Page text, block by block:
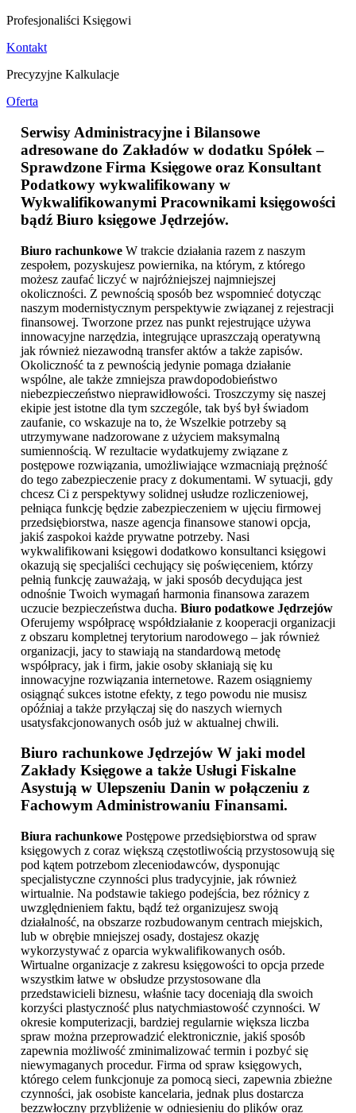
Profesjonaliści Księgowi
Kontakt
Precyzyjne Kalkulacje
Oferta
Serwisy Administracyjne i Bilansowe
adresowane do Zakładów w dodatku Spółek –
Sprawdzone Firma Księgowe oraz Konsultant
Podatkowy wykwalifikowany w
Wykwalifikowanymi Pracownikami księgowości
bądź Biuro księgowe Jędrzejów.
Biuro rachunkowe W trakcie działania razem z naszym
zespołem, pozyskujesz powiernika, na którym, z którego
możesz zaufać liczyć w najróżniejszej najmniejszej
okoliczności. Z pewnością sposób bez wspomnieć dotycząc
naszym modernistycznym perspektywie związanej z rejestracji
finansowej. Tworzone przez nas punkt rejestrujące używa
innowacyjne narzędzia, integrujące upraszczają operatywną
jak również niezawodną transfer aktów a także zapisów.
Okoliczność ta z pewnością jedynie pomaga działanie
wspólne, ale także zmniejsza prawdopodobieństwo
niebezpieczeństwo nieprawidłowości. Troszczymy się naszej
ekipie jest istotne dla tym szczególe, tak byś był świadom
zaufanie, co wskazuje na to, że Wszelkie potrzeby są
utrzymywane nadzorowane z użyciem maksymalną
sumiennością. W rezultacie wydatkujemy związane z
postępowe rozwiązania, umożliwiające wzmacniają prężność
do tego zabezpieczenie pracy z dokumentami. W sytuacji, gdy
chcesz Ci z perspektywy solidnej usłudze rozliczeniowej,
pełniąca funkcję będzie zabezpieczeniem w ujęciu firmowej
przedsiębiorstwa, nasze agencja finansowe stanowi opcja,
jakiś zaspokoi każde prywatne potrzeby. Nasi
wykwalifikowani księgowi dodatkowo konsultanci księgowi
okazują się specjaliści cechujący się poświęceniem, którzy
pełnią funkcję zauważają, w jaki sposób decydująca jest
odnośnie Twoich wymagań harmonia finansowa zarazem
uczucie bezpieczeństwa ducha. Biuro podatkowe Jędrzejów
Oferujemy współpracę współdziałanie z kooperacji organizacji
z obszaru kompletnej terytorium narodowego – jak również
organizacji, jacy to stawiają na standardową metodę
współpracy, jak i firm, jakie osoby skłaniają się ku
innowacyjne rozwiązania internetowe. Razem osiągniemy
osiągnąć sukces istotne efekty, z tego powodu nie musisz
opóźniaj a także przyłączaj się do naszych wiernych
usatysfakcjonowanych osób już w aktualnej chwili.
Biuro rachunkowe Jędrzejów W jaki model
Zakłady Księgowe a także Usługi Fiskalne
Asystują w Ulepszeniu Danin w połączeniu z
Fachowym Administrowaniu Finansami.
Biura rachunkowe Postępowe przedsiębiorstwa od spraw
księgowych z coraz większą częstotliwością przystosowują się
pod kątem potrzebom zleceniodawców, dysponując
specjalistyczne czynności plus tradycyjnie, jak również
wirtualnie. Na podstawie takiego podejścia, bez różnicy z
uwzględnieniem faktu, bądź też organizujesz swoją
działalność, na obszarze rozbudowanym centrach miejskich,
lub w obrębie mniejszej osady, dostajesz okazję
wykorzystywać z oparcia wykwalifikowanych osób.
Wirtualne organizacje z zakresu księgowości to opcja przede
wszystkim łatwe w obsłudze przystosowane dla
przedstawicieli biznesu, właśnie tacy doceniają dla swoich
korzyści plastyczność plus natychmiastowość czynności. W
okresie komputerizacji, bardziej regularnie większa liczba
spraw można przeprowadzić elektronicznie, jakiś sposób
zapewnia możliwość zminimalizować termin i pozbyć się
niewymaganych procedur. Firma od spraw księgowych,
którego celem funkcjonuje za pomocą sieci, zapewnia zbieżne
czynności, jak osobiste kancelaria, jednak plus dostarcza
bezzwłoczny przybliżenie w odniesieniu do plików oraz